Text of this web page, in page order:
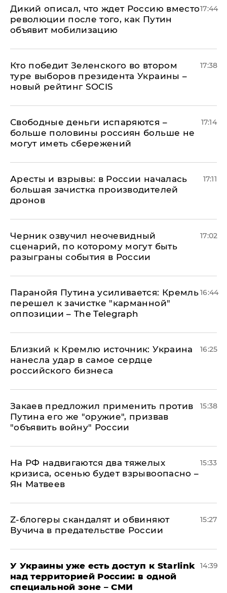
Дикий описал, что ждет Россию вместо
революции после того, как Путин
объявит мобилизацию
17:44
Кто победит Зеленского во втором
туре выборов президента Украины –
новый рейтинг SOCIS
17:38
Свободные деньги испаряются –
больше половины россиян больше не
могут иметь сбережений
17:14
Аресты и взрывы: в России началась
большая зачистка производителей
дронов
17:11
Черник озвучил неочевидный
сценарий, по которому могут быть
разыграны события в России
17:02
Паранойя Путина усиливается: Кремль
перешел к зачистке "карманной"
оппозиции – The Telegraph
16:44
Близкий к Кремлю источник: Украина
нанесла удар в самое сердце
российского бизнеса
16:25
Закаев предложил применить против
Путина его же "оружие", призвав
"объявить войну" России
15:38
На РФ надвигаются два тяжелых
кризиса, осенью будет взрывоопасно –
Ян Матвеев
15:33
Z-блогеры скандалят и обвиняют
Вучича в предательстве России
15:27
У Украины уже есть доступ к Starlink
над территорией России: в одной
специальной зоне – СМИ
14:39